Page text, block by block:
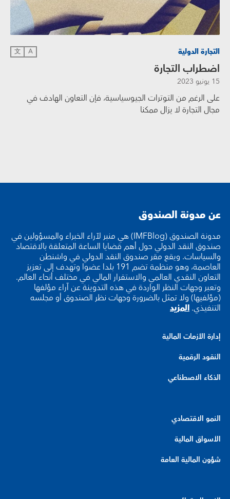
التجارة الدولية A
文
اضطراب التجارة
15 يونيو 2023
على الرغم من التوترات الجيوسياسية، فإن التعاون الهادف في
مجال التجارة لا يزال ممكنا
عن مدونة الصندوق
مدونة الصندوق (IMFBlog) هي منبر لآراء الخبراء والمسؤولين في
صندوق النقد الدولي حول أهم قضايا الساعة المتعلقة بالاقتصاد
والسياسات. ويقع مقر صندوق النقد الدولي في واشنطن
العاصمة، وهو منظمة تضم 191 بلدا عضوا وتهدف إلى تعزيز
التعاون النقدي العالمي والاستقرار المالي في مختلف أنحاء العالم.
وتعبر وجهات النظر الواردة في هذه التدوينة عن آراء مؤلفها
(مؤلفيها) ولا تمثل بالضرورة وجهات نظر الصندوق أو مجلسه
التنفيذي.المزيد
إدارة الأزمات المالية
النقود الرقمية
الذكاء الاصطناعي
النمو الاقتصادي
الأسواق المالية
شؤون المالية العامة